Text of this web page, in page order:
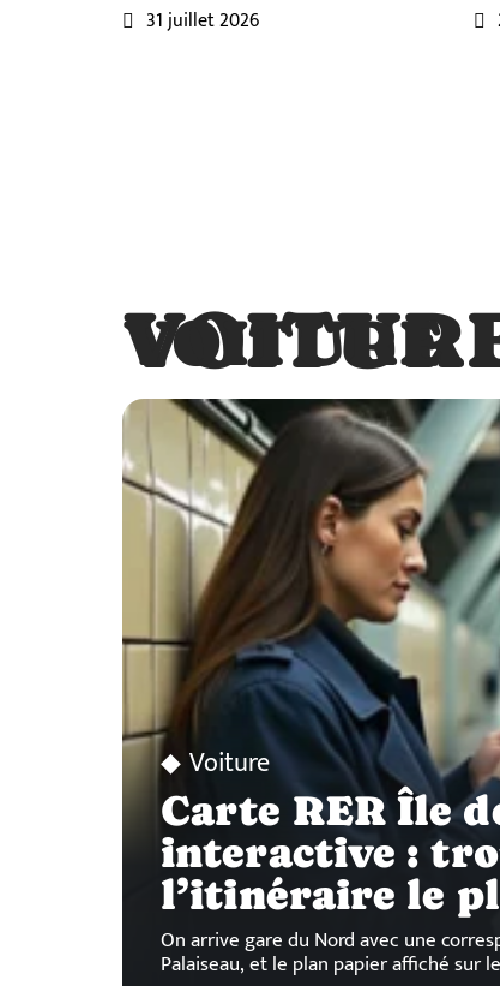
31 juillet 2026
VOITURE
Voiture
Carte RER Île
interactive :
l’itinéraire le
On arrive gare du Nord avec une
Palaiseau, et le plan papier affiché sur le